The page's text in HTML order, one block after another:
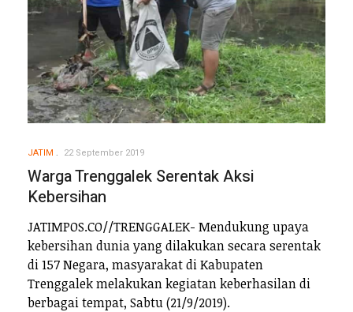
JATIM 22 September 2019
Warga Trenggalek Serentak Aksi
Kebersihan
JATIMPOS.CO//TRENGGALEK- Mendukung upaya
kebersihan dunia yang dilakukan secara serentak
di 157 Negara, masyarakat di Kabupaten
Trenggalek melakukan kegiatan keberhasilan di
berbagai tempat, Sabtu (21/9/2019).